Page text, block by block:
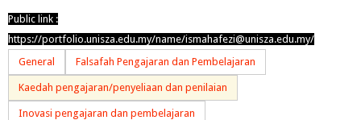
English ‎(en)‎
Search
portfolios
Public link :
https://portfolio.unisza.edu.my/name/ismahafezi@unisza.edu.my/
General
Falsafah Pengajaran dan Pembelajaran
Kaedah pengajaran/penyeliaan dan penilaian
Inovasi pengajaran dan pembelajaran